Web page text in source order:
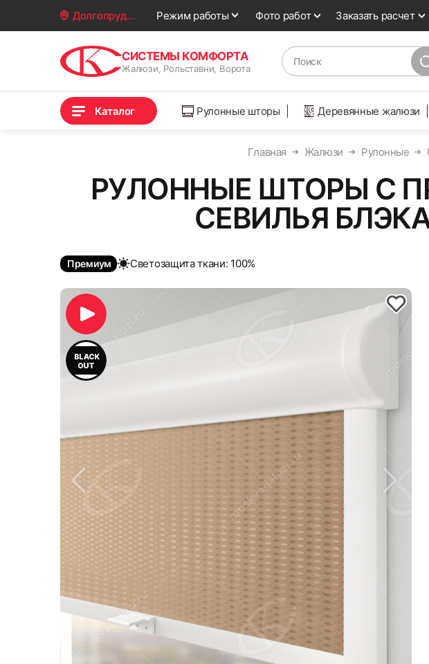
Долгопрудный Режим работы Фото работ Заказать расчет
СИСТЕМЫ КОМФОРТА
Жалюзи, Рольставни, Ворота
Каталог Рулонные шторы Деревянные жалюзи
Главная Жалюзи Рулонные
РУЛОННЫЕ ШТОРЫ С
СЕВИЛЬЯ
Премиум Cветозащита ткани: 100%